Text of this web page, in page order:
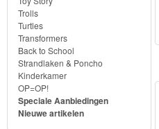
Shimmer
&
Shine
Little
Dutch
Trolls
Turtles
Transformers
Back to School
Strandlaken & Poncho
Kinderkamer
OP=OP!
Speciale Aanbiedingen
Nieuwe artikelen